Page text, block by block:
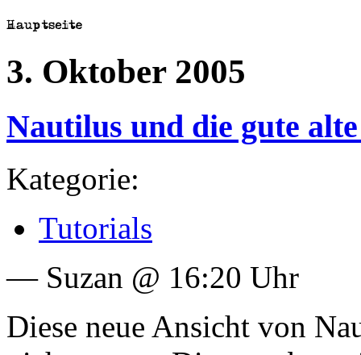
3. Oktober 2005
Nautilus und die gute
Kategorie:
Tutorials
— Suzan @ 16:20 Uhr
Diese neue Ansicht von